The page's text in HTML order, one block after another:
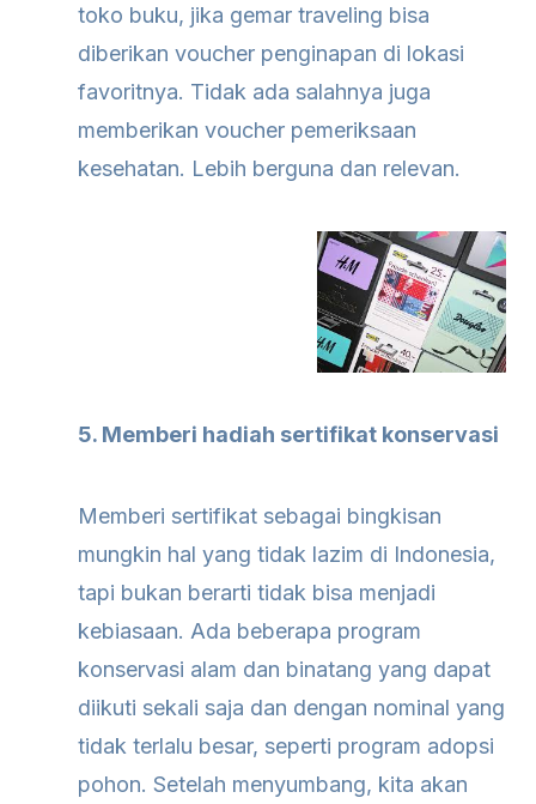
toko buku, jika gemar traveling bisa
diberikan voucher penginapan di lokasi
favoritnya. Tidak ada salahnya juga
memberikan voucher pemeriksaan
kesehatan. Lebih berguna dan relevan.
5. Memberi hadiah sertifikat konservasi
Memberi sertifikat sebagai bingkisan
mungkin hal yang tidak lazim di Indonesia,
tapi bukan berarti tidak bisa menjadi
kebiasaan. Ada beberapa program
konservasi alam dan binatang yang dapat
diikuti sekali saja dan dengan nominal yang
tidak terlalu besar, seperti program adopsi
pohon. Setelah menyumbang, kita akan